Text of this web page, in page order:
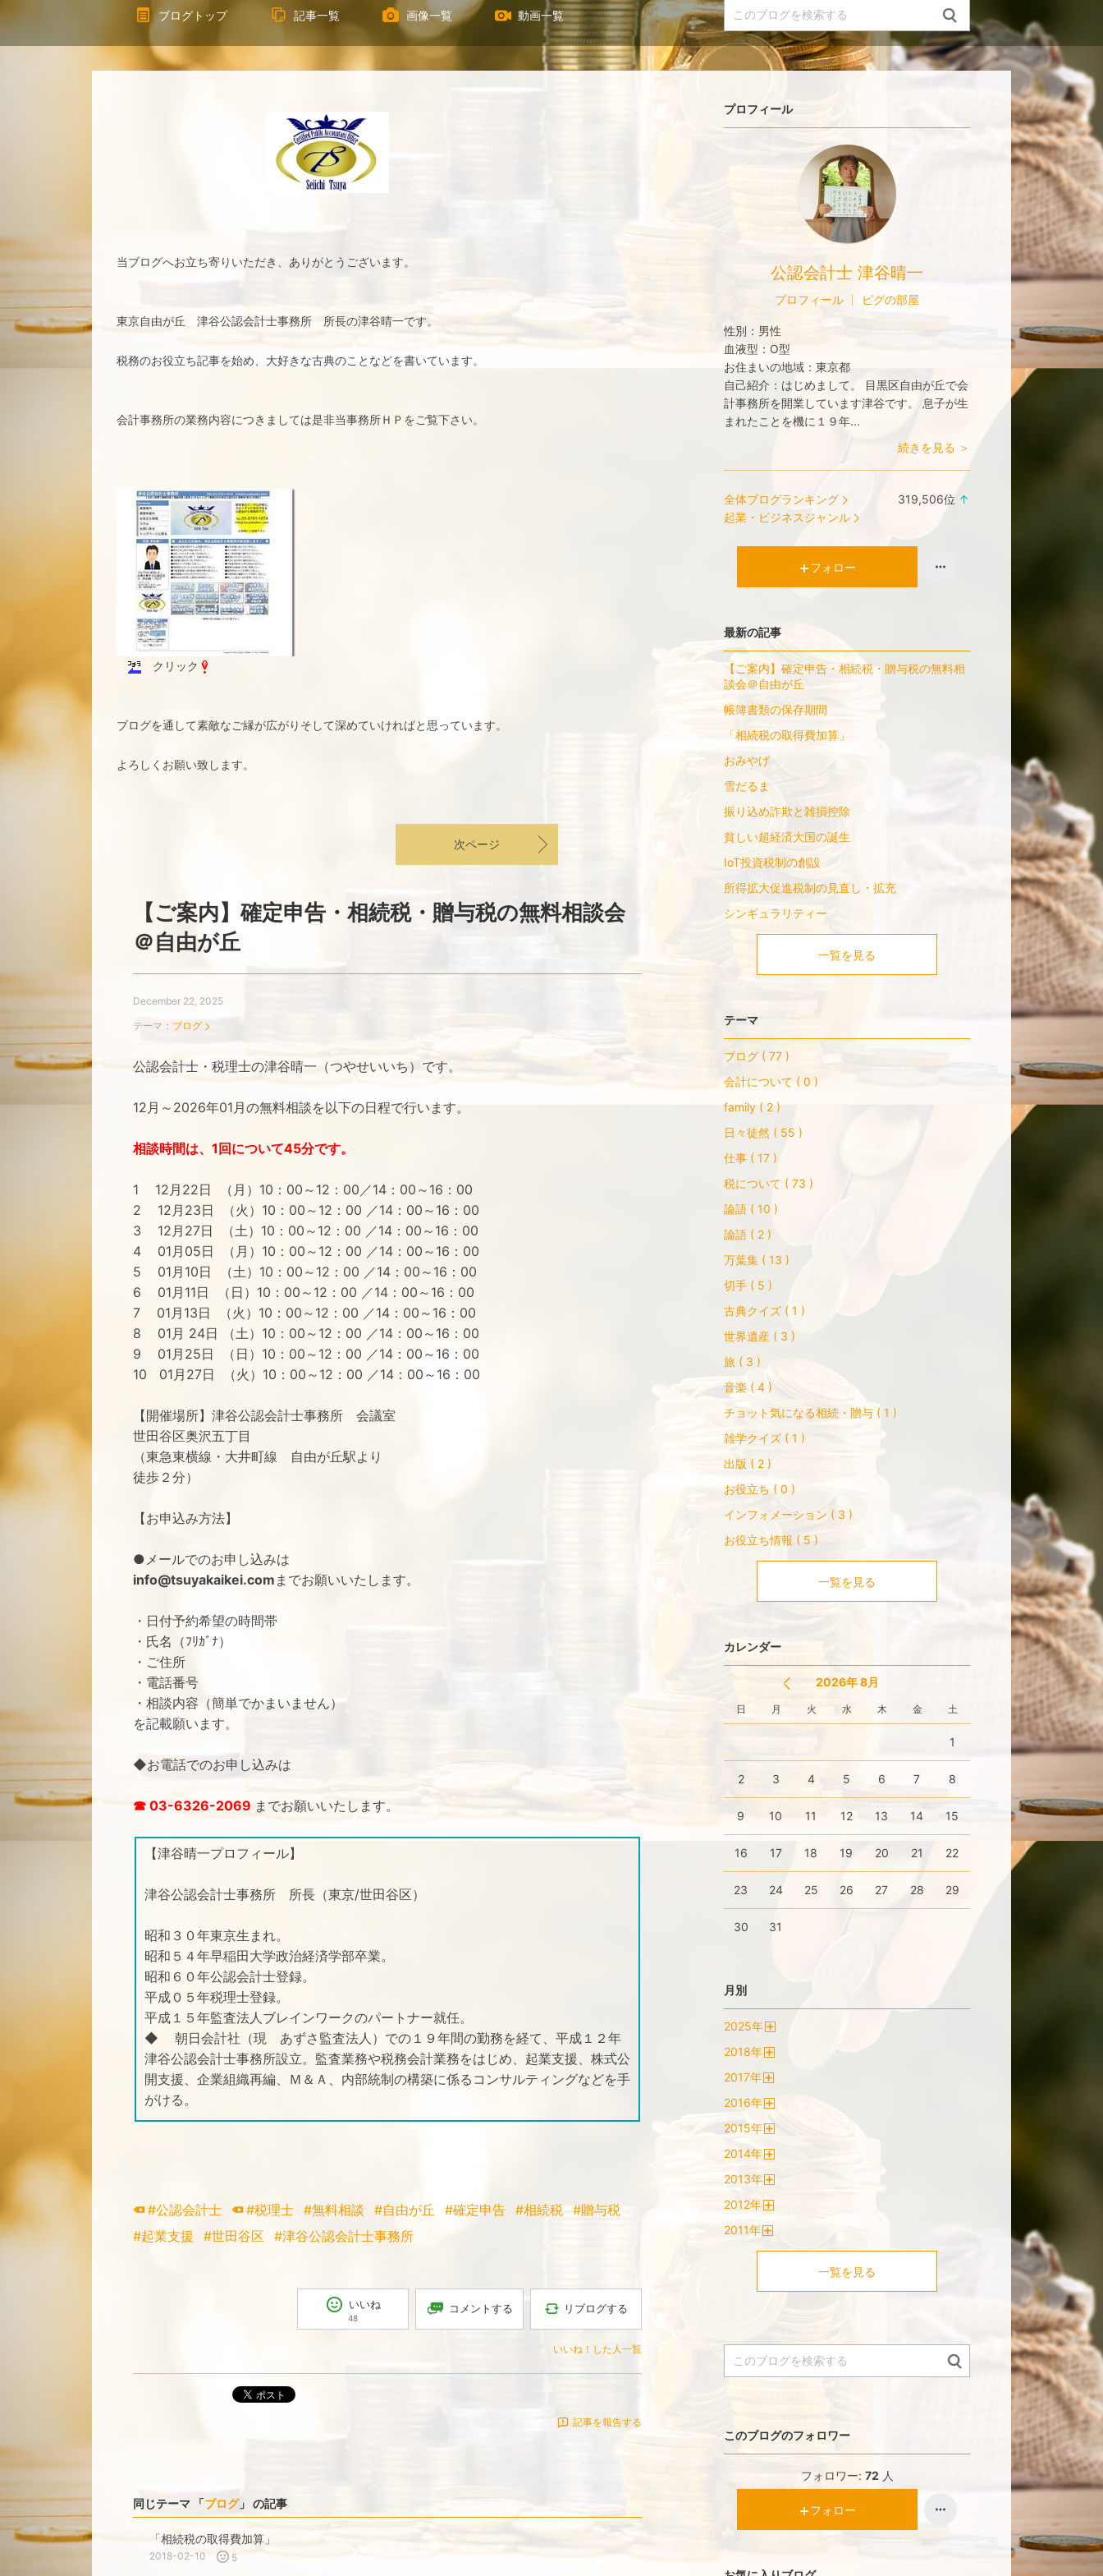
ブログトップ 記事一覧 画像一覧 動画一覧
当ブログへお立ち寄りいただき、ありがとうございます。
東京自由が丘 津谷公認会計士事務所 所長の津谷晴一です。
税務のお役立ち記事を始め、大好きな古典のことなどを書いています。
会計事務所の業務内容につきましては是非当事務所ＨＰをご覧下さい。
クリック
ブログを通して素敵なご縁が広がりそして深めていければと思っています。
よろしくお願い致します。
次ページ
【ご案内】確定申告・相続税・贈与税の無料相談会
＠自由が丘
December 22, 2025
テーマ： ブログ
公認会計士・税理士の津谷晴一（つやせいいち）です。
12月～2026年01月の無料相談を以下の日程で行います。
相談時間は、1回について45分です。
1 12月22日 （月）10：00～12：00／14：00～16：00
2 12月23日 （火）10：00～12：00 ／14：00～16：00
3 12月27日 （土）10：00～12：00 ／14：00～16：00
4 01月05日 （月）10：00～12：00 ／14：00～16：00
5 01月10日 （土）10：00～12：00 ／14：00～16：00
6 01月11日 （日）10：00～12：00 ／14：00～16：00
7 01月13日 （火）10：00～12：00 ／14：00～16：00
8 01月 24日 （土）10：00～12：00 ／14：00～16：00
9 01月25日 （日）10：00～12：00 ／14：00～16：00
10 01月27日 （火）10：00～12：00 ／14：00～16：00
【開催場所】津谷公認会計士事務所 会議室
世田谷区奥沢五丁目
（東急東横線・大井町線 自由が丘駅より
徒歩２分）
【お申込み方法】
●メールでのお申し込みは
info@tsuyakaikei.com までお願いいたします。
・日付予約希望の時間帯
・氏名（ﾌﾘｶﾞﾅ）
・ご住所
・電話番号
・相談内容（簡単でかまいません）
を記載願います。
◆お電話でのお申し込みは
☎ 03-6326-2069 までお願いいたします。
【津谷晴一プロフィール】
津谷公認会計士事務所 所長（東京/世田谷区）
昭和３０年東京生まれ。
昭和５４年早稲田大学政治経済学部卒業。
昭和６０年公認会計士登録。
平成０５年税理士登録。
平成１５年監査法人ブレインワークのパートナー就任。
◆ 朝日会計社（現 あずさ監査法人）での１９年間の勤務を経て、平成１２年
津谷公認会計士事務所設立。監査業務や税務会計業務をはじめ、起業支援、株式公
開支援、企業組織再編、Ｍ＆Ａ、内部統制の構築に係るコンサルティングなどを手
がける。
#公認会計士 #税理士 #無料相談 #自由が丘 #確定申告 #相続税 #贈与税
#起業支援
#世田谷区 #津谷公認会計士事務所
いいね
48
コメントする リブログする
いいね！した人一覧
ポスト
記事を報告する
同じテーマ 「ブログ」 の記事
「相続税の取得費加算」
2018-02-10 5
プロフィール
公認会計士 津谷晴一
プロフィール ピグの部屋
性別： 男性
血液型： O型
お住まいの地域： 東京都
自己紹介： はじめまして。 目黒区自由が丘で会
計事務所を開業しています津谷です。 息子が生
まれたことを機に１９年...
続きを見る ＞
全体ブログランキング 319,506位 ↑
起業・ビジネスジャンル
フォロー
最新の記事
【ご案内】確定申告・相続税・贈与税の無料相
談会＠自由が丘
帳簿書類の保存期間
「相続税の取得費加算」
おみやげ
雪だるま
振り込め詐欺と雑損控除
貧しい超経済大国の誕生
IoT投資税制の創設
所得拡大促進税制の見直し・拡充
シンギュラリティー
一覧を見る
テーマ
ブログ ( 77 )
会計について ( 0 )
family ( 2 )
日々徒然 ( 55 )
仕事 ( 17 )
税について ( 73 )
論語 ( 10 )
論語 ( 2 )
万葉集 ( 13 )
切手 ( 5 )
古典クイズ ( 1 )
世界遺産 ( 3 )
旅 ( 3 )
音楽 ( 4 )
チョット気になる相続・贈与 ( 1 )
雑学クイズ ( 1 )
出版 ( 2 )
お役立ち ( 0 )
インフォメーション ( 3 )
お役立ち情報 ( 5 )
一覧を見る
カレンダー
2026年 8月
日 月 火 水 木 金 土
1
2 3 4 5 6 7 8
9 10 11 12 13 14 15
16 17 18 19 20 21 22
23 24 25 26 27 28 29
30 31
月別
2025年
2018年
2017年
2016年
2015年
2014年
2013年
2012年
2011年
一覧を見る
このブログのフォロワー
フォロワー: 72 人
フォロー